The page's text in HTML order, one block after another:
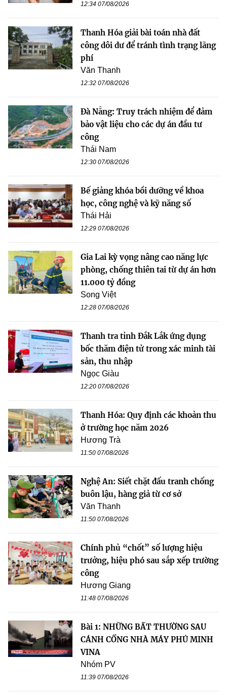
12:34 07/08/2026
Thanh Hóa giải bài toán nhà đất
công dôi dư để tránh tình trạng lãng
phí
Văn Thanh
12:32 07/08/2026
Đà Nẵng: Truy trách nhiệm để đảm
bảo vật liệu cho các dự án đầu tư
công
Thái Nam
12:30 07/08/2026
Bế giảng khóa bồi dưỡng về khoa
học, công nghệ và kỹ năng số
Thái Hải
12:29 07/08/2026
Gia Lai kỳ vọng nâng cao năng lực
phòng, chống thiên tai từ dự án hơn
11.000 tỷ đồng
Song Việt
12:28 07/08/2026
Thanh tra tỉnh Đắk Lắk ứng dụng
bốc thăm điện tử trong xác minh tài
sản, thu nhập
Ngọc Giàu
12:20 07/08/2026
Thanh Hóa: Quy định các khoản thu
ở trường học năm 2026
Hương Trà
11:50 07/08/2026
Nghệ An: Siết chặt đấu tranh chống
buôn lậu, hàng giả từ cơ sở
Văn Thanh
11:50 07/08/2026
Chính phủ “chốt” số lượng hiệu
trưởng, hiệu phó sau sắp xếp trường
công
Hương Giang
11:48 07/08/2026
Bài 1: NHỮNG BẤT THƯỜNG SAU
CÁNH CỔNG NHÀ MÁY PHÚ MINH
VINA
Nhóm PV
11:39 07/08/2026